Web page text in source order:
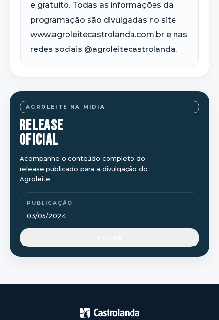
AGROLEITE NA MÍDIA
RELEASE
OFICIAL
Acompanhe o conteúdo completo do
release publicado para a divulgação do
Agroleite.
PUBLICAÇÃO
03/05/2024
e gratuito. Todas as informações da
programação são divulgadas no site
www.agroleitecastrolanda.com.br e nas
redes sociais @agroleitecastrolanda.